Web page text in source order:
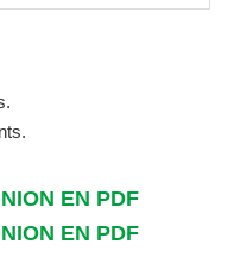
EN PDF
EN PDF